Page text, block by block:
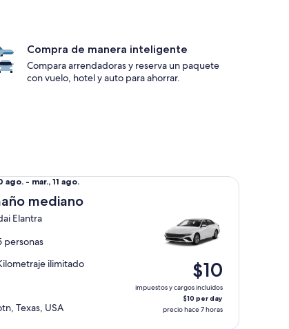
Compra de manera inteligente
Compara arrendadoras y reserva un paquete
con vuelo, hotel y auto para ahorrar.
ago. - mar., 11 ago.
mediano
Elantra
personas
ilimitado
Texas, USA
$10
impuestos y cargos incluidos
$10 per day
precio hace 7 horas
mediano Hyundai Elantra